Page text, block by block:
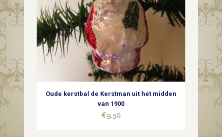
zilver
met
decoratie
van
tak
midden
Oude kerstbal de Kerstman uit het midden
van 1900
€9,50